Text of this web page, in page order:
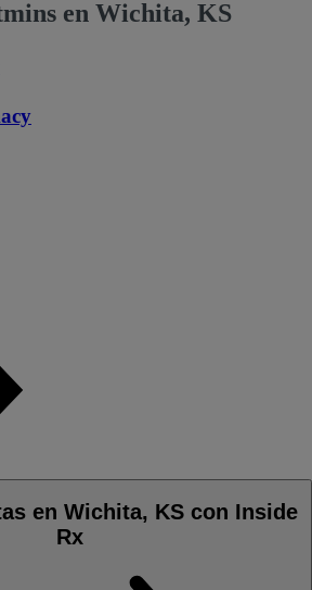
en Wichita, KS
en Wichita, KS con Inside
Rx